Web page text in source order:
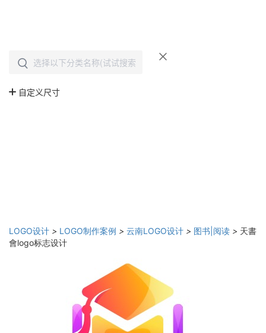
LOGO设计 > LOGO制作案例 > 云南LOGO设计 > 图书|阅读 > 天書
會logo标志设计